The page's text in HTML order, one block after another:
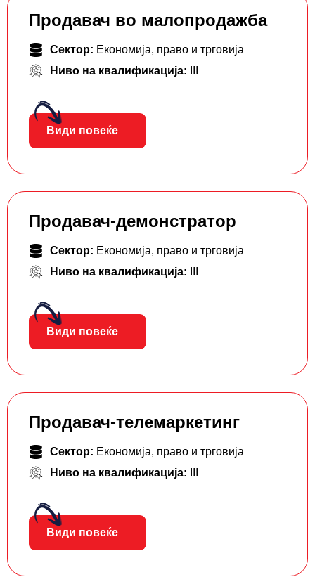
Продавач во малопродажба
Сектор: Економија, право и трговија
Ниво на квалификација:
Види повеќе
Продавач-демонстратор
Сектор: Економија, право и трговија
Ниво на квалификација:
Види повеќе
Продавач-телемаркетинг
Сектор: Економија, право и трговија
Ниво на квалификација:
Види повеќе